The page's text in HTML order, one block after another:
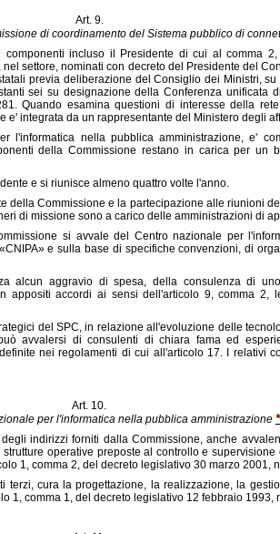
Art. 9.
di coordinamento del Sistema pubblico di
componenti incluso il Presidente di cui al comma
settore, nominati con decreto del Presidente del
previa deliberazione del Consiglio dei Ministri,
sei su designazione della Conferenza unificata
Quando esamina questioni di interesse della
e' integrata da un rappresentante del Ministero degli
l'informatica nella pubblica amministrazione, e'
della Commissione restano in carica per un
e si riunisce almeno quattro volte l'anno.
della Commissione e la partecipazione alle riunioni
di missione sono a carico delle amministrazioni di
si avvale del Centro nazionale per
e sulla base di specifiche convenzioni, di
alcun aggravio di spesa, della consulenza di
appositi accordi ai sensi dell'articolo 9, comma 2,
del SPC, in relazione all'evoluzione delle
avvalersi di consulenti di chiara fama ed
nei regolamenti di cui all'articolo 17. I relativi
Art. 10.
per l'informatica nella pubblica amministrazione *
indirizzi forniti dalla Commissione, anche
operative preposte al controllo e supervisione
1, comma 2, del decreto legislativo 30 marzo 2001,
terzi, cura la progettazione, la realizzazione, la
1, comma 1, del decreto legislativo 12 febbraio 1993,